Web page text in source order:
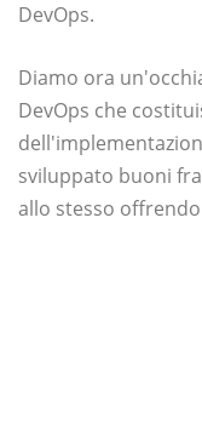
DevOps.
Diamo ora
DevOps che
sviluppato buoni
allo stesso